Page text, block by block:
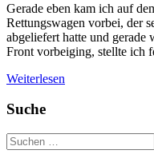
Gerade eben kam ich auf
Rettungswagen vorbei, der
abgeliefert hatte und
Front vorbeiging, stellte ich
Weiterlesen
Suche
Suchen
nach: